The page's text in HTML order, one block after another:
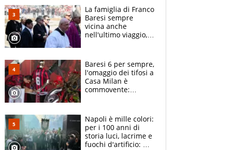
La famiglia di Franco
Baresi sempre
vicina anche
nell'ultimo viaggio,
circondati
dall'affetto dei tifosi
Baresi 6 per sempre,
l'omaggio dei tifosi a
Casa Milan è
commovente:
bigliettini
Napoli è mille colori:
per i 100 anni di
storia luci, lacrime e
fuochi d'artificio: De